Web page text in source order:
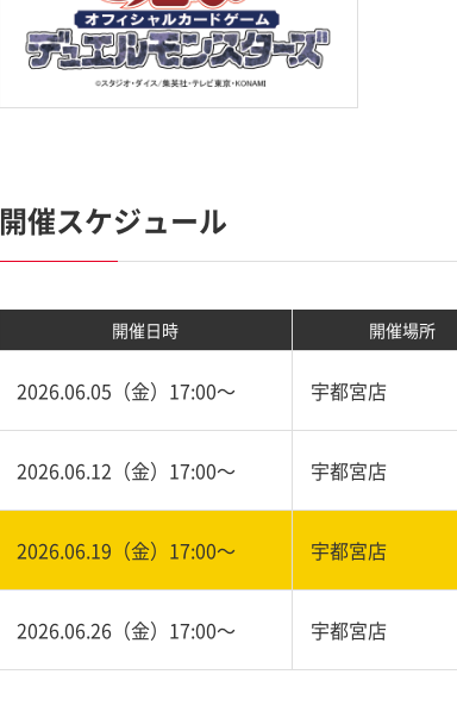
開催スケジュール
開催日時 開催場所
2026.06.05（金）17:00〜 宇都宮店
2026.06.12（金）17:00〜 宇都宮店
2026.06.19（金）17:00〜 宇都宮店
2026.06.26（金）17:00〜 宇都宮店